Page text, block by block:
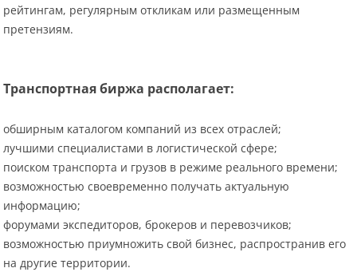
рейтингам, регулярным откликам или размещенным
претензиям.
Транспортная биржа располагает:
обширным каталогом компаний из всех отраслей;
лучшими специалистами в логистической сфере;
поиском транспорта и грузов в режиме реального времени;
возможностью своевременно получать актуальную
информацию;
форумами экспедиторов, брокеров и перевозчиков;
возможностью приумножить свой бизнес, распространив его
на другие территории.